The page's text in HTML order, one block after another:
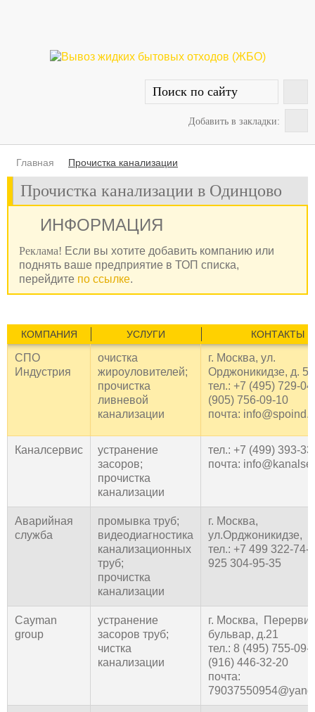
Добавить в закладки:
Главная Прочистка канализации
Прочистка канализации в Одинцово
ИНФОРМАЦИЯ
Реклама! Если вы хотите добавить компанию или
поднять ваше предприятие в ТОП списка,
перейдите по ссылке.
КОМПАНИЯ УСЛУГИ КОНТАКТЫ
СПО
Индустрия
очистка
жироуловителей;
прочистка
ливневой
канализации
г. Москва, ул.
Орджоникидзе, д. 5
тел.: +7 (495) 729-
(905) 756-09-10
почта:
Каналсервис
устранение
засоров;
прочистка
канализации
тел.: +7 (499) 393-
почта:
Аварийная
служба
промывка труб;
видеодиагностика
канализационных
труб;
прочистка
канализации
г. Москва,
ул.Орджоникидзе,
тел.: +7 499 322-74-
925 304-95-35
Cayman
group
устранение
засоров труб;
чистка
канализации
г. Москва,
бульвар, д.21
тел.: 8 (495) 755-09-
(916) 446-32-20
почта: